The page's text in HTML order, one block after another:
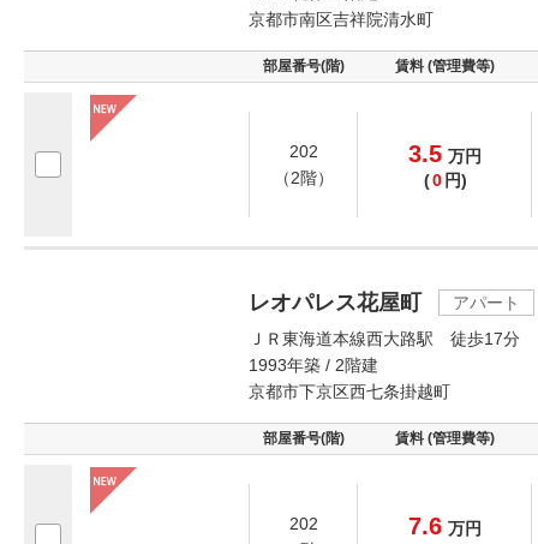
京都市南区吉祥院清水町
部屋番号(階) 賃料 (管理費等)
202
（2階）
3.5 万円
(0 円)
レオパレス花屋町
アパート
ＪＲ東海道本線西大路駅 徒歩17分
1993年築 / 2階建
京都市下京区西七条掛越町
部屋番号(階) 賃料 (管理費等)
202
7.6 万円